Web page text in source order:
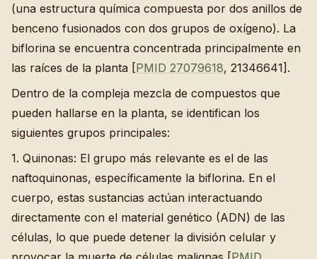
(una estructura química compuesta por dos anillos de
benceno fusionados con dos grupos de oxígeno). La
biflorina se encuentra concentrada principalmente en
las raíces de la planta [PMID 27079618, 21346641].
Dentro de la compleja mezcla de compuestos que
pueden hallarse en la planta, se identifican los
siguientes grupos principales:
1. Quinonas: El grupo más relevante es el de las
naftoquinonas, específicamente la biflorina. En el
cuerpo, estas sustancias actúan interactuando
directamente con el material genético (ADN) de las
células, lo que puede detener la división celular y